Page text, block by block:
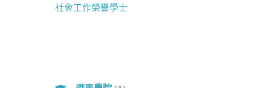
社會工作榮譽學士